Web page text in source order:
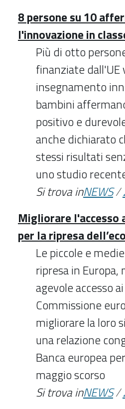
8 persone su 10
l'innovazione in
Più di otto
finanziate
insegnamento
bambini
positivo e
anche dichiarato
stessi risultati
uno studio
Si trova inNEWS/
Migliorare l'accesso
per la ripresa
Le piccole e
ripresa in
agevole accesso
Commissione
migliorare la loro
una relazione
Banca europea
maggio scorso
Si trova inNEWS/